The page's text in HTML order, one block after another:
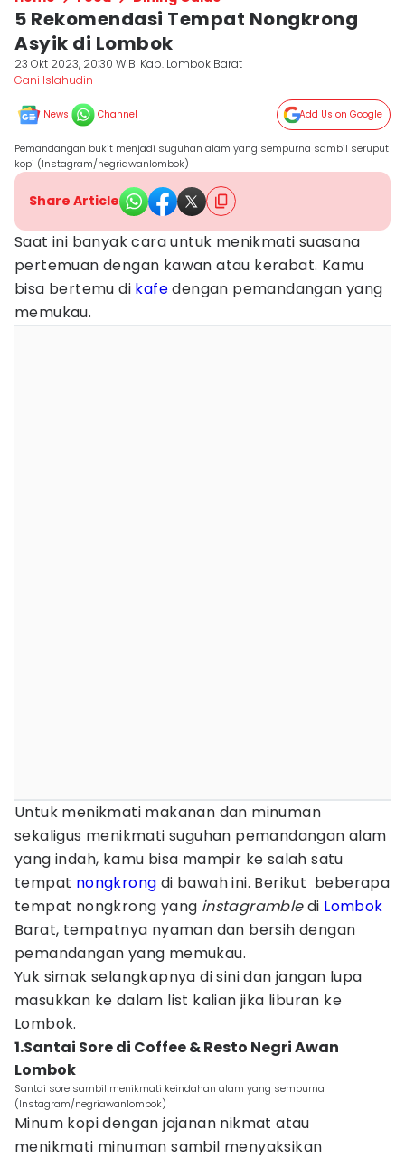
5 Rekomendasi Tempat Nongkrong
Asyik di Lombok
23 Okt 2023, 20:30 WIB Kab. Lombok Barat
Gani Islahudin
News Channel Add Us on Google
Pemandangan bukit menjadi suguhan alam yang sempurna sambil seruput
kopi (Instagram/negriawanlombok)
Share Article
Saat ini banyak cara untuk menikmati suasana
pertemuan dengan kawan atau kerabat. Kamu
bisa bertemu di kafedengan pemandangan yang
memukau.
Untuk menikmati makanan dan minuman
sekaligus menikmati suguhan pemandangan alam
yang indah, kamu bisa mampir ke salah satu
tempat nongkrong di bawah ini. Berikut beberapa
tempat nongkrong yang instagrambledi Lombok
Barat, tempatnya nyaman dan bersih dengan
pemandangan yang memukau.
Yuk simak selangkapnya di sini dan jangan lupa
masukkan ke dalam list kalian jika liburan ke
Lombok.
1.Santai Sore di Coffee & Resto Negri Awan
Lombok
Santai sore sambil menikmati keindahan alam yang sempurna
(Instagram/negriawanlombok)
Minum kopi dengan jajanan nikmat atau
menikmati minuman sambil menyaksikan